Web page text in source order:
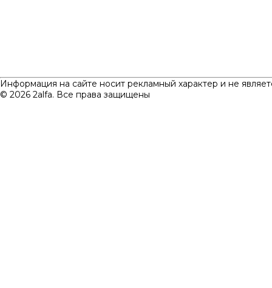
Информация на сайте носит рекламный характер и не
© 2026 2alfa. Все права защищены